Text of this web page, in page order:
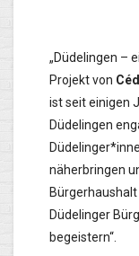
„Düdelingen –
Projekt von
ist seit einigen
Düdelingen
näherbringen
Düdelinger
begeistern“.